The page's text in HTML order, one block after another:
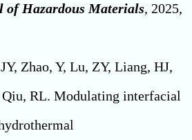
of Hazardous Materials, 2025,
Zhao, Y, Lu, ZY, Liang, HJ,
Qiu, RL. Modulating interfacial